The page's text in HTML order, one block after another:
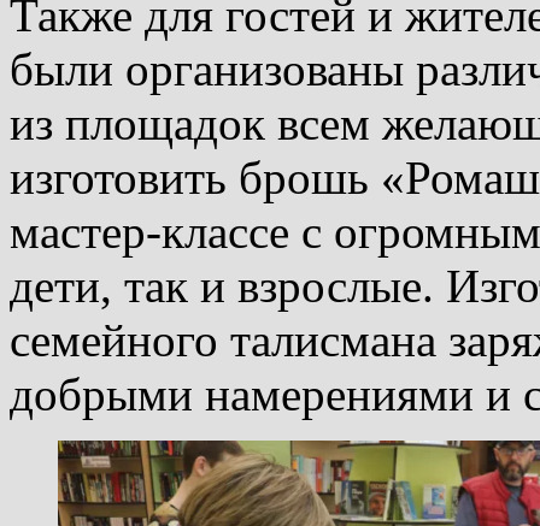
Также для гостей и
были организованы
из площадок всем
изготовить брошь
мастер-классе с
дети, так и взрослые.
семейного талисмана
добрыми намерениями и